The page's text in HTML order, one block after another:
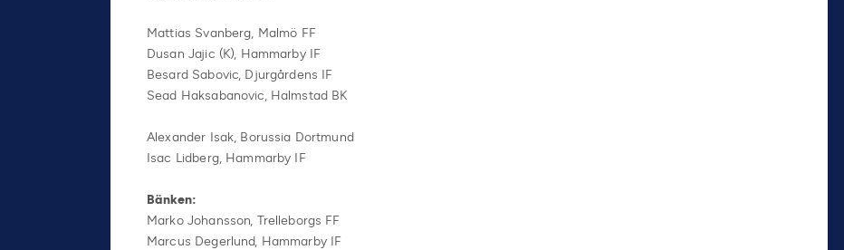
Mattias Svanberg, Malmö FF
Dusan Jajic (K), Hammarby IF
Besard Sabovic, Djurgårdens IF
Sead Haksabanovic, Halmstad BK
Alexander Isak, Borussia Dortmund
Isac Lidberg, Hammarby IF
Bänken:
Marko Johansson, Trelleborgs FF
Marcus Degerlund, Hammarby IF